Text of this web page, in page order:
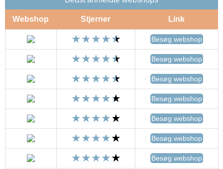
Webshop Stjerner Link
Besøg webshop
Besøg webshop
Besøg webshop
Besøg webshop
Besøg webshop
Besøg webshop
Besøg webshop